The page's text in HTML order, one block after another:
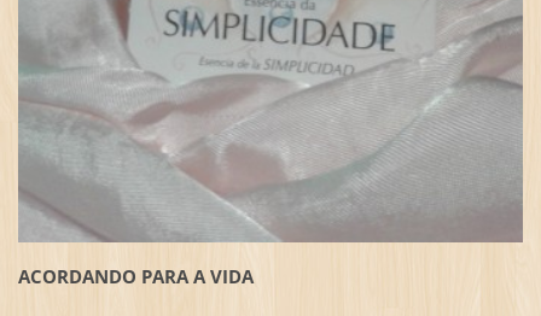
ACORDANDO PARA A VIDA